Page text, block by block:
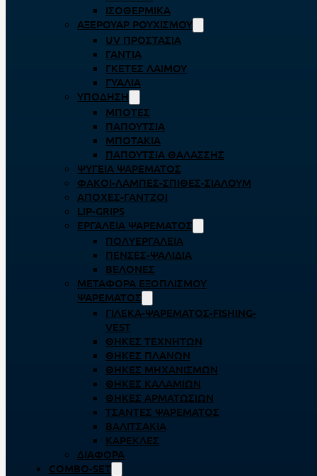
ΙΣΟΘΕΡΜΙΚΆ
ΑΞΕΡΟΥΆΡ ΡΟΥΧΙΣΜΟΎ
UV ΠΡΟΣΤΑΣΊΑ
ΓΆΝΤΙΑ
ΓΚΈΤΕΣ ΛΑΊΜΟΥ
ΓΥΑΛΙΆ
ΥΠΌΔΗΣΗ
ΜΠΌΤΕΣ
ΠΑΠΟΎΤΣΙΑ
ΜΠΟΤΆΚΙΑ
ΠΑΠΟΎΤΣΙΑ ΘΑΛΆΣΣΗΣ
ΨΥΓΕΊΑ ΨΑΡΈΜΑΤΟΣ
ΦΑΚΟΊ-ΛΆΜΠΕΣ-ΣΠΊΘΕΣ-ΣΊΑΛΟΥΜ
ΑΠΌΧΕΣ-ΓΆΝΤΖΟΙ
LIP-GRIPS
EΡΓΑΛΕΊΑ ΨΑΡΈΜΑΤΟΣ
ΠΟΛΥΕΡΓΑΛΕΊΑ
ΠΈΝΣΕΣ-ΨΑΛΊΔΙΑ
ΒΕΛΌΝΕΣ
ΜΕΤΑΦΟΡΆ ΕΞΟΠΛΙΣΜΟΎ
ΨΑΡΈΜΑΤΟΣ
ΓΙΛΈΚΑ-ΨΑΡΈΜΑΤΟΣ-FISHING-
VEST
ΘΉΚΕΣ ΤΕΧΝΗΤΏΝ
ΘΉΚΕΣ ΠΛΆΝΩΝ
ΘΉΚΕΣ ΜΗΧΑΝΙΣΜΏΝ
ΘΉΚΕΣ ΚΑΛΑΜΙΏΝ
ΘΉΚΕΣ ΑΡΜΑΤΩΣΙΏΝ
ΤΣΆΝΤΕΣ ΨΑΡΈΜΑΤΟΣ
ΒΑΛΙΤΣΆΚΙΑ
ΚΑΡΈΚΛΕΣ
ΔΙΆΦΟΡΑ
COMBO-SET